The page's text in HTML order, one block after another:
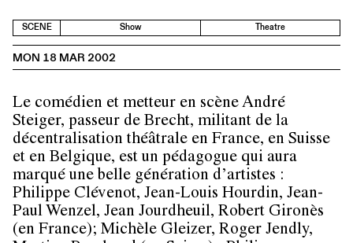
SCENE Show Theatre
MON 18 MAR 2002
Le comédien et metteur en scène André
Steiger, passeur de Brecht, militant de la
décentralisation théâtrale en France, en Suisse
et en Belgique, est un pédagogue qui aura
marqué une belle génération d’artistes :
Philippe Clévenot, Jean-Louis Hourdin, Jean-
Paul Wenzel, Jean Jourdheuil, Robert Gironès
(en France); Michèle Gleizer, Roger Jendly,